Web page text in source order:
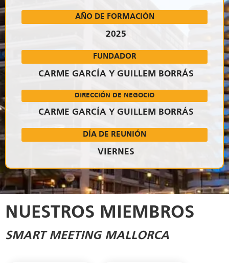
AÑO DE FORMACIÓN
2025
FUNDADOR
CARME GARCÍA Y GUILLEM BORRÁS
DIRECCIÓN DE NEGOCIO
CARME GARCÍA Y GUILLEM BORRÁS
DÍA DE REUNIÓN
VIERNES
NUESTROS MIEMBROS
SMART MEETING MALLORCA